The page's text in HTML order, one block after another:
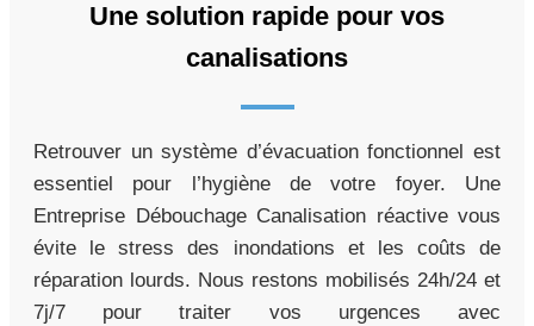
Une solution rapide pour vos
canalisations
Retrouver un système d’évacuation fonctionnel est
essentiel pour l’hygiène de votre foyer. Une
Entreprise Débouchage Canalisation réactive vous
évite le stress des inondations et les coûts de
réparation lourds. Nous restons mobilisés 24h/24 et
7j/7 pour traiter vos urgences avec